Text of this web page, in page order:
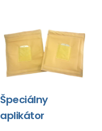
Špeciálny
aplikátor